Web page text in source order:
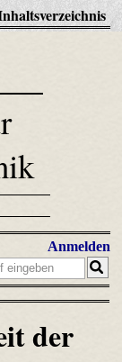
Anmelden
der